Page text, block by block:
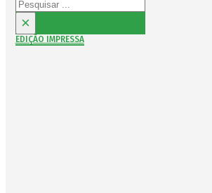
×
EDIÇÃO IMPRESSA